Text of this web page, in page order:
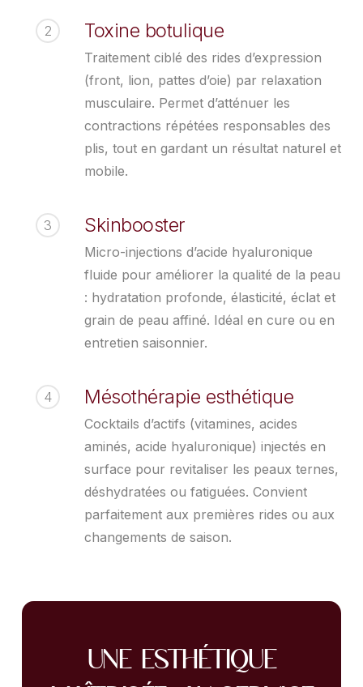
2 Toxine botulique
Traitement ciblé des rides d’expression
(front, lion, pattes d’oie) par relaxation
musculaire. Permet d’atténuer les
contractions répétées responsables des
plis, tout en gardant un résultat naturel et
mobile.
3 Skinbooster
Micro-injections d’acide hyaluronique
fluide pour améliorer la qualité de la peau
: hydratation profonde, élasticité, éclat et
grain de peau affiné. Idéal en cure ou en
entretien saisonnier.
4 Mésothérapie esthétique
Cocktails d’actifs (vitamines, acides
aminés, acide hyaluronique) injectés en
surface pour revitaliser les peaux ternes,
déshydratées ou fatiguées. Convient
parfaitement aux premières rides ou aux
changements de saison.
Une esthétique